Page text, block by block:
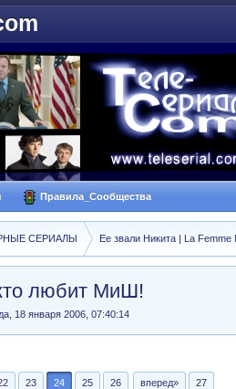
Правила_Сообщества
СЕРИАЛЫ Ее звали Никита | La Femme
любит МиШ!
18 января 2006, 07:40:14
23 24 25 26 вперед» 27